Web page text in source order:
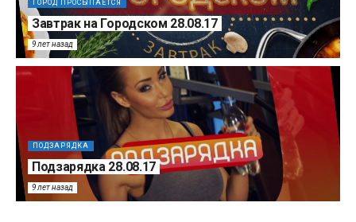
ГОРОД ПРОСЫПАЕТСЯ
Завтрак на Городском 28.08.17
9 лет назад
ПОДЗАРЯДКА
Подзарядка 28.08.17
9 лет назад